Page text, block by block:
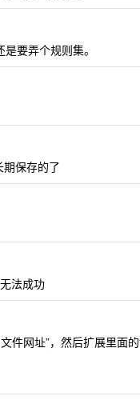
要弄个规则集。
期保存的了
法成功
件网址”，然后扩展里面